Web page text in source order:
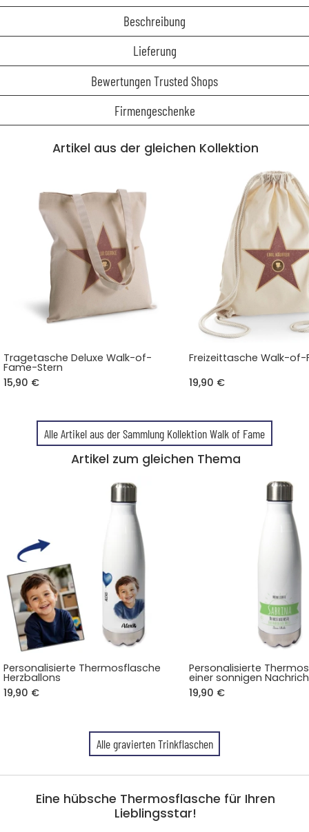
Beschreibung
Lieferung
Bewertungen Trusted Shops
Firmengeschenke
Artikel aus der gleichen Kollektion
Tragetasche Deluxe Walk-of-
Fame-Stern
15,90 €
Freizeittasche Walk-
19,90 €
Alle Artikel aus der Sammlung Kollektion Walk of Fame
Artikel zum gleichen Thema
Personalisierte Thermosflasche
Herzballons
19,90 €
Personalisierte
einer sonnigen
19,90 €
Alle gravierten Trinkflaschen
Eine hübsche Thermosflasche für Ihren
Lieblingsstar!